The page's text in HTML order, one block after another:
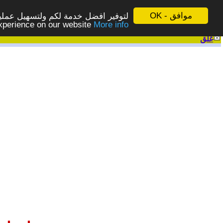
موافق - OK
لتوفير افضل خدمة لكم ولتسهيل
on our website More info - المزيد
غلق